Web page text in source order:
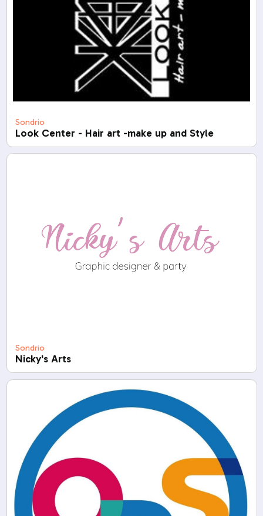
Sondrio
Look Center - Hair art -make up and Style
Sondrio
Nicky's Arts